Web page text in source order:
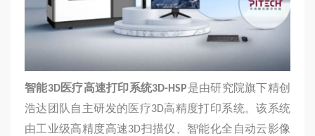
智能3D医疗高速打印系统3D-HSP是由研究院旗下精创
浩达团队自主研发的医疗3D高精度打印系统。该系统
由工业级高精度高速3D扫描仪、智能化全自动云影像